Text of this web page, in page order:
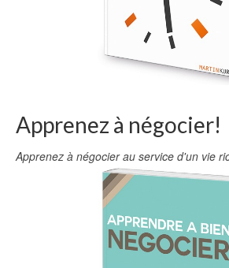
Apprenez à négocier!
Apprenez à négocier au service d'un vie